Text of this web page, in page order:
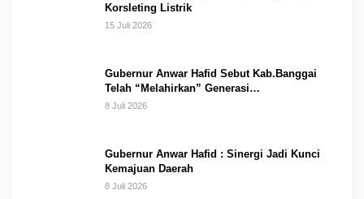
Korsleting Listrik
15 Juli 2026
Gubernur Anwar Hafid Sebut Kab.Banggai
Telah “Melahirkan” Generasi…
8 Juli 2026
Gubernur Anwar Hafid : Sinergi Jadi Kunci
Kemajuan Daerah
8 Juli 2026